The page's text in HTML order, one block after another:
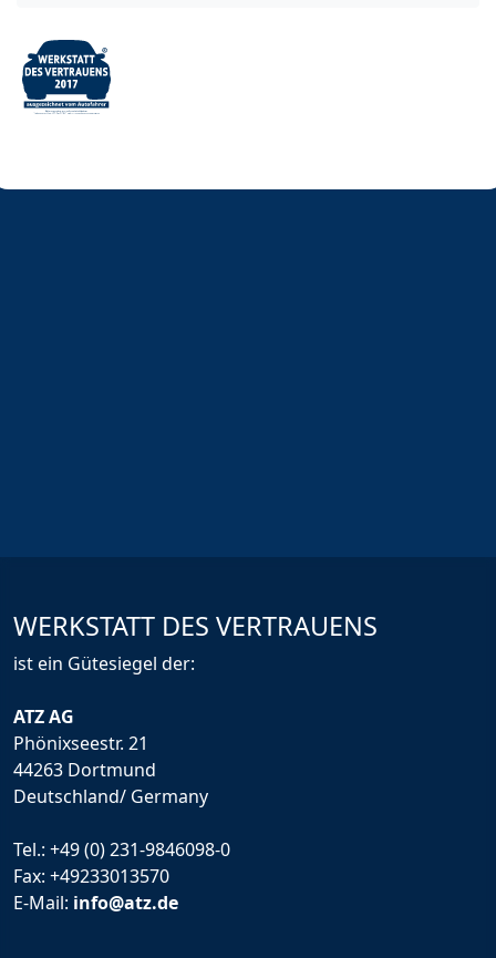
WERKSTATT DES VERTRAUENS
ist ein Gütesiegel der:
ATZ AG
Phönixseestr. 21
44263 Dortmund
Deutschland/ Germany
Tel.: +49 (0) 231-9846098-0
Fax: +49233013570
E-Mail: info@atz.de